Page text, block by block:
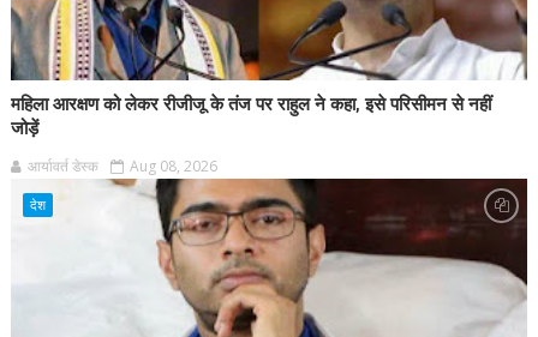
महिला आरक्षण को लेकर रीजीजू के तंज पर राहुल ने कहा, इसे परिसीमन से नहीं
जोड़ें
आर्यावर्त डेस्क Aug 08, 2026
देश